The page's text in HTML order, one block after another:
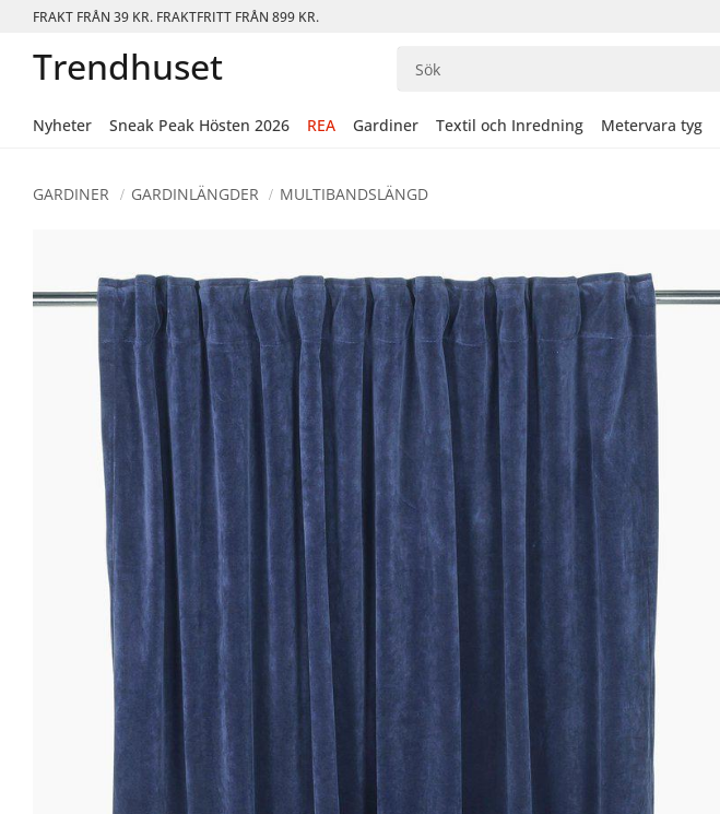
FRAKT FRÅN 39 KR. FRAKTFRITT FRÅN 899 KR.
Trendhuset
Nyheter Sneak Peak Hösten 2026 REA Gardiner Textil och Inredning Metervara tyg
GARDINER GARDINLÄNGDER MULTIBANDSLÄNGD